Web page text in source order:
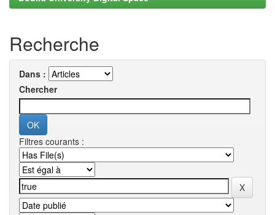
Recherche
Dans :
Chercher
Filtres courants :